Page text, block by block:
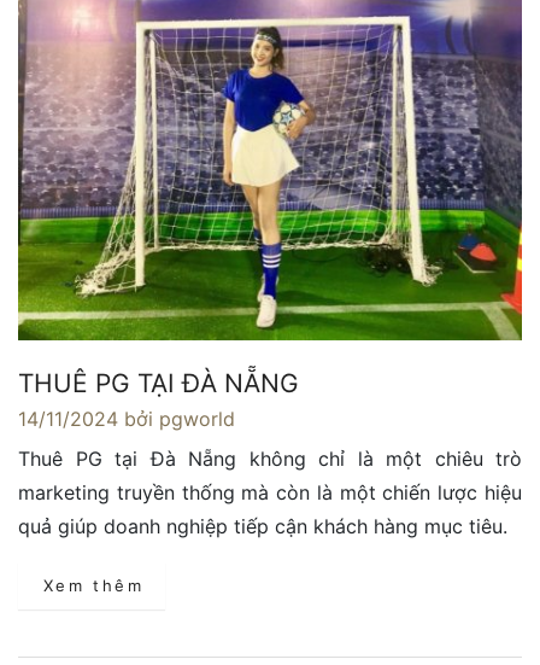
THUÊ PG TẠI ĐÀ NẴNG
14/11/2024 bởi pgworld
Thuê PG tại Đà Nẵng không chỉ là một chiêu trò
marketing truyền thống mà còn là một chiến lược hiệu
quả giúp doanh nghiệp tiếp cận khách hàng mục tiêu.
Xem thêm